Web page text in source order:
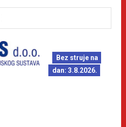
Bez struje na
dan: 3.8.2026.